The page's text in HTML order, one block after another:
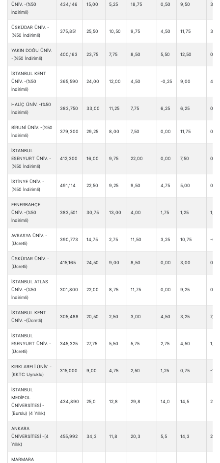
ÜNİV. -(%50
İndirimli)
434,146 15,00 5,25 18,75 0,50 9,50 3,00
ÜSKÜDAR ÜNİV. -
(%50 İndirimli)
375,851 25,50 10,50 9,75 4,50 11,75 3,00
YAKIN DOĞU ÜNİV.
-(%50 İndirimli)
400,163 23,75 7,75 8,50 5,50 12,50 0,50
İSTANBUL KENT
ÜNİV. -(%50
İndirimli)
365,590 24,00 12,00 4,50 -0,25 9,00 4,00
HALİÇ ÜNİV. -(%50
İndirimli)
383,750 33,00 11,25 7,75 6,25 6,25 0,00
BİRUNİ ÜNİV. -(%50
İndirimli)
379,300 29,25 8,00 7,50 0,00 11,75 0,00
İSTANBUL
ESENYURT ÜNİV. -
(%50 İndirimli)
412,300 16,00 9,75 22,00 0,00 7,50 0,00
İSTİNYE ÜNİV. -
(%50 İndirimli)
491,114 22,50 9,25 9,50 4,75 5,00 0,50
FENERBAHÇE
ÜNİV. -(%50
İndirimli)
383,501 30,75 13,00 4,00 1,75 1,25 1,75
AVRASYA ÜNİV. -
(Ücretli)
390,773 14,75 2,75 11,50 3,25 10,75 -
ÜSKÜDAR ÜNİV. -
(Ücretli)
415,165 24,50 9,00 8,50 0,00 3,00 0,75
İSTANBUL ATLAS
ÜNİV. -(%50
İndirimli)
301,800 22,00 8,75 11,75 0,00 9,25 0,00
İSTANBUL KENT
ÜNİV. -(Ücretli)
305,488 20,50 2,50 3,00 4,50 3,25 7,00
İSTANBUL
ESENYURT ÜNİV. -
(Ücretli)
345,325 27,75 5,50 5,75 2,75 4,50 1,50
KIRKLARELİ ÜNİV. -
(KKTC Uyruklu)
315,000 9,00 4,75 2,50 1,25 0,75 -
İSTANBUL
MEDİPOL
ÜNİVERSİTESİ -
(Burslu) (4 Yıllık)
434,890 25,0 12,8 29,8 14,0 14,5 2,5
ANKARA
ÜNİVERSİTESİ -(4
Yıllık)
455,992 34,3 11,8 20,3 5,5 14,3 2,8
MARMARA